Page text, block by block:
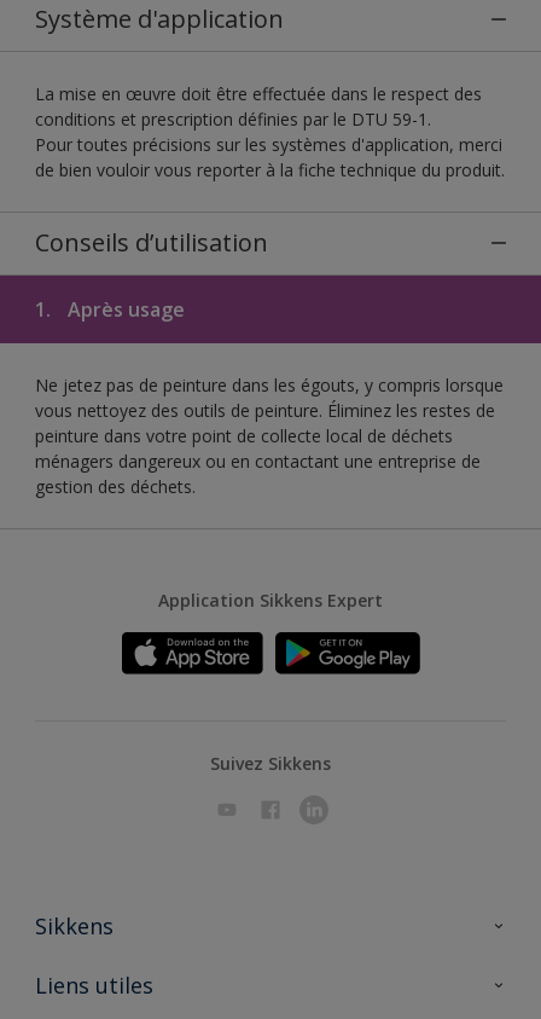
Système d'application
La mise en œuvre doit être effectuée dans le respect des
conditions et prescription définies par le DTU 59-1.
Pour toutes précisions sur les systèmes d'application, merci
de bien vouloir vous reporter à la fiche technique du produit.
Conseils d’utilisation
1. Après usage
Ne jetez pas de peinture dans les égouts, y compris lorsque
vous nettoyez des outils de peinture. Éliminez les restes de
peinture dans votre point de collecte local de déchets
ménagers dangereux ou en contactant une entreprise de
gestion des déchets.
Application Sikkens Expert
Suivez Sikkens
Sikkens
A propos de Sikkens
Liens utiles